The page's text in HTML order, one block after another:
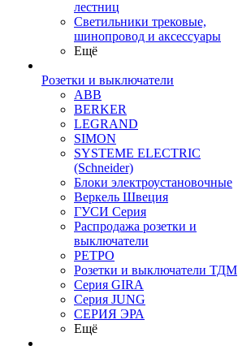
лестниц
Светильники трековые,
шинопровод и аксессуары
Ещё
Розетки и выключатели
ABB
BERKER
LEGRAND
SIMON
SYSTEME ELECTRIC
(Schneider)
Блоки электроустановочные
Веркель Швеция
ГУСИ Серия
Распродажа розетки и
выключатели
РЕТРО
Розетки и выключатели ТДМ
Серия GIRA
Серия JUNG
СЕРИЯ ЭРА
Ещё